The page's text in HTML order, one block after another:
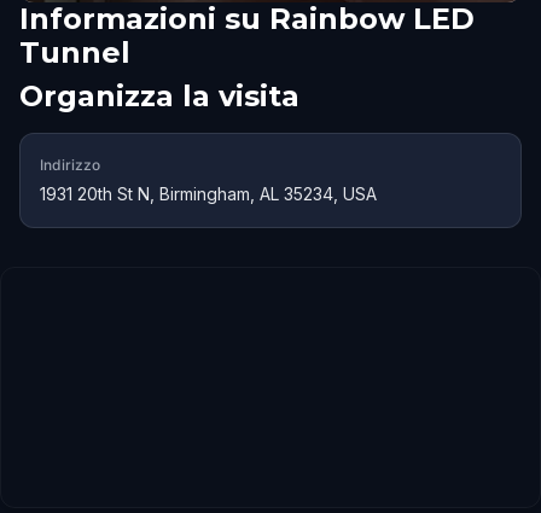
Informazioni su Rainbow LED
Tunnel
Organizza la visita
Indirizzo
1931 20th St N, Birmingham, AL 35234, USA